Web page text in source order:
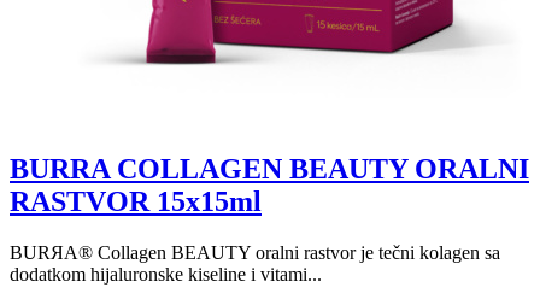
BURRA COLLAGEN BEAUTY ORALNI
RASTVOR 15x15ml
BURЯA® Collagen BEAUTY oralni rastvor je tečni kolagen sa
dodatkom hijaluronske kiseline i vitami...